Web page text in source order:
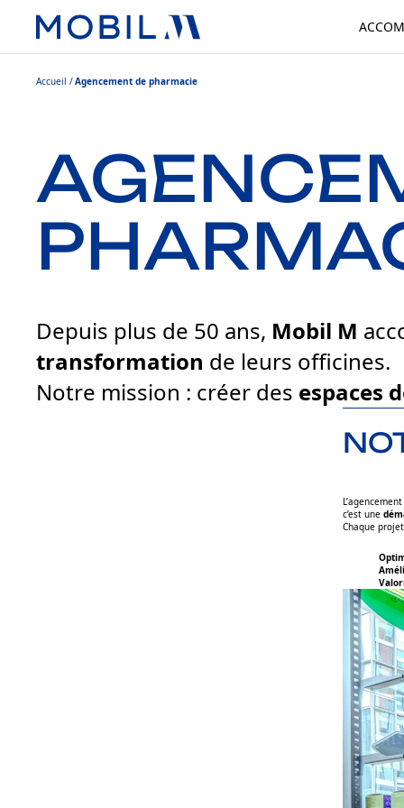
Accueil Agencement de pharmacie
Depuis plus de 50 ans, Mobil M
transformation de leurs officines.
Notre mission : créer des espaces
c’est une
Chaque